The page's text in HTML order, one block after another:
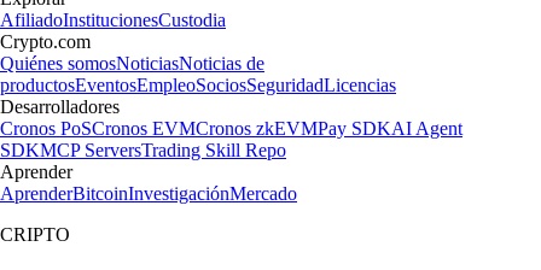
AfiliadoInstitucionesCustodia
Crypto.com
Quiénes somosNoticiasNoticias de
productosEventosEmpleoSociosSeguridadLicencias
Desarrolladores
Cronos PoSCronos EVMCronos zkEVMPay SDKAI Agent
SDKMCP ServersTrading Skill Repo
Aprender
AprenderBitcoinInvestigaciónMercado
CRIPTO